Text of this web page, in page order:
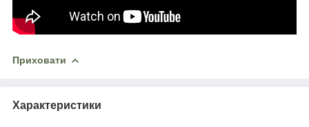
Приховати
Характеристики